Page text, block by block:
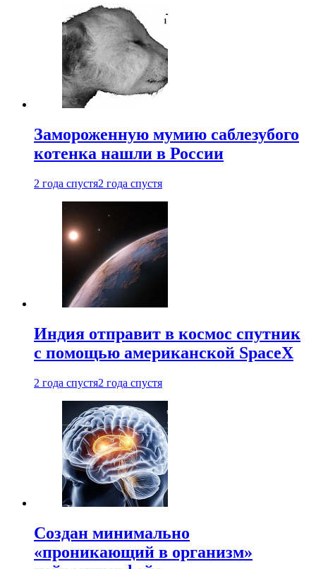
Замороженную мумию саблезубого
котенка нашли в России
2 года спустя2 года спустя
Индия отправит в космос спутник
с помощью американской SpaceX
2 года спустя2 года спустя
Создан минимально
«проникающий в организм»